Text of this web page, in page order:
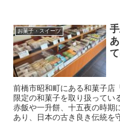
お菓子・スイーツ
前橋市昭和町にある和菓子店
限定の和菓子を取り扱ってい
赤飯や一升餅、十五夜の時期
あり、日本の古き良き伝統を